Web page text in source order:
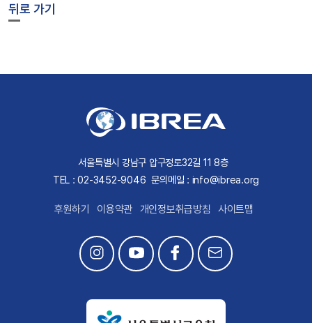
뒤로 가기
서울특별시 강남구 압구정로32길 11 8층
TEL : 02-3452-9046 문의메일 : info@ibrea.org
후원하기 이용약관 개인정보취급방침 사이트맵